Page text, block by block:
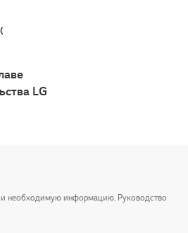
LG
и необходимую информацию. Руководство